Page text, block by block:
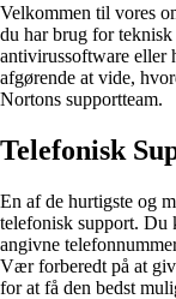
Velkommen til vores
du har brug for
antivirussoftware eller
afgørende at vide,
Nortons supportteam.
Telefonisk
En af de hurtigste og
telefonisk support. Du
angivne
Vær forberedt på at
for at få den bedst